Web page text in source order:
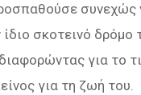
συνεχώς
σκοτεινό δρόμο
για το
για τη ζωή του.